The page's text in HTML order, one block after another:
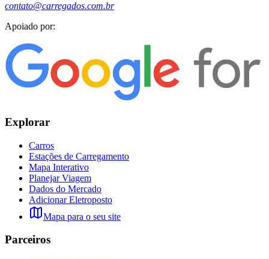
contato@carregados.com.br
Apoiado por:
Explorar
Carros
Estações de Carregamento
Mapa Interativo
Planejar Viagem
Dados do Mercado
Adicionar Eletroposto
Mapa para o seu site
Parceiros